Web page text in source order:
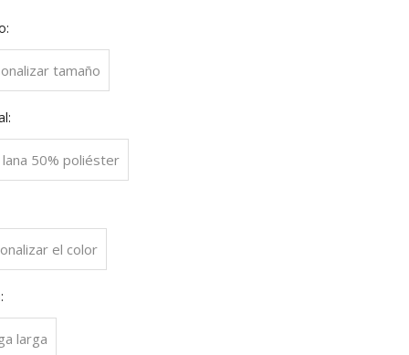
tamaño
lana 50% poliéster
el color
larga